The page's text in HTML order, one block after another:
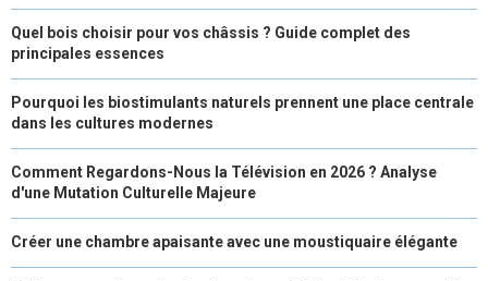
Quel bois choisir pour vos châssis ? Guide complet des
principales essences
Pourquoi les biostimulants naturels prennent une place centrale
dans les cultures modernes
Comment Regardons-Nous la Télévision en 2026 ? Analyse
d'une Mutation Culturelle Majeure
Créer une chambre apaisante avec une moustiquaire élégante